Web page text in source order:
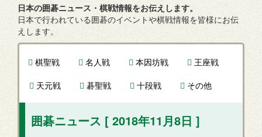
日本の囲碁ニュース・棋戦情報をお伝えします。
日本で行われている囲碁のイベントや棋戦情報を皆様にお伝
えします。
棋聖戦 名人戦 本因坊戦
王座戦
天元戦
碁聖戦 十段戦 その他
囲碁ニュース [ 2018年11月8日 ]